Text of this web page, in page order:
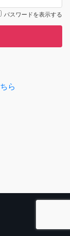
パスワードを表示する
ら